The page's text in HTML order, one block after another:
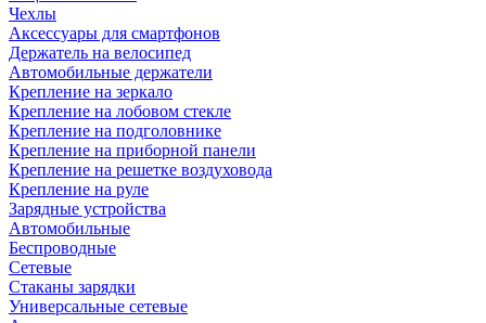
Чехлы
Аксессуары для смартфонов
Держатель на велосипед
Автомобильные держатели
Крепление на зеркало
Крепление на лобовом стекле
Крепление на подголовнике
Крепление на приборной панели
Крепление на решетке воздуховода
Крепление на руле
Зарядные устройства
Автомобильные
Беспроводные
Сетевые
Стаканы зарядки
Универсальные сетевые